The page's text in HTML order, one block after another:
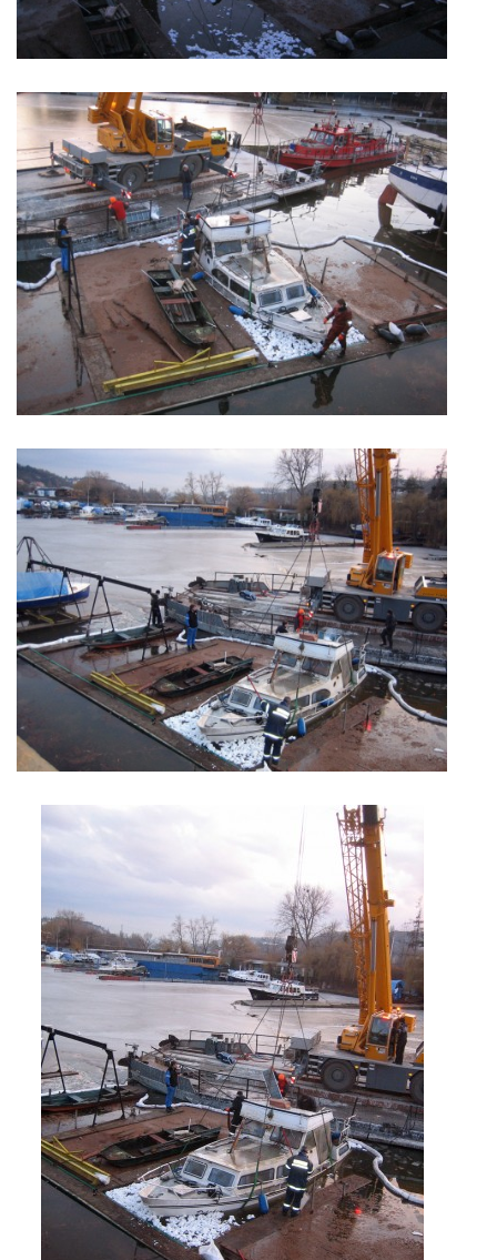
LODĚNICE A OKOLÍ
ROČENKA 2026
PLOVOUCÍ LODĚNICE
VIDEOALBUM
UŽITEČNÉ ODKAZY
KONTAKTY
VSTUP PRO ČLENY
© 2026 eStránky.cz